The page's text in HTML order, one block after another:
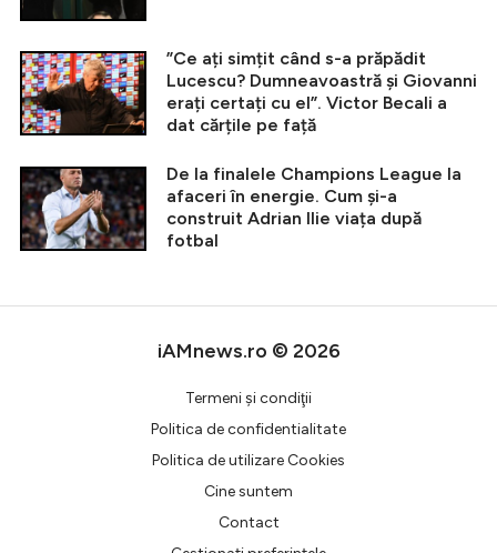
”Ce ați simțit când s-a prăpădit
Lucescu? Dumneavoastră și Giovanni
erați certați cu el”. Victor Becali a
dat cărțile pe față
De la finalele Champions League la
afaceri în energie. Cum și-a
construit Adrian Ilie viața după
fotbal
iAMnews.ro © 2026
Termeni şi condiţii
Politica de confidentialitate
Politica de utilizare Cookies
Cine suntem
Contact